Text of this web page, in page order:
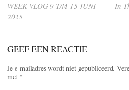
WEEK VLOG 9 T/M 15 JUNI
2025
In
GEEF EEN REACTIE
Je e-mailadres wordt niet gepubliceerd.
met *